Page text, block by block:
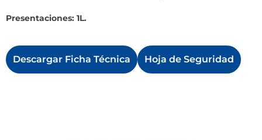
Presentaciones: 1L.
Descargar Ficha Técnica Hoja de Seguridad